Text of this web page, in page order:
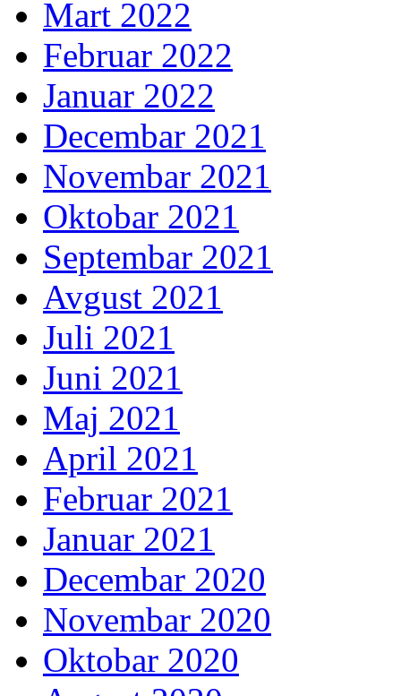
Mart 2022
Februar 2022
Januar 2022
Decembar 2021
Novembar 2021
Oktobar 2021
Septembar 2021
Avgust 2021
Juli 2021
Juni 2021
Maj 2021
April 2021
Februar 2021
Januar 2021
Decembar 2020
Novembar 2020
Oktobar 2020